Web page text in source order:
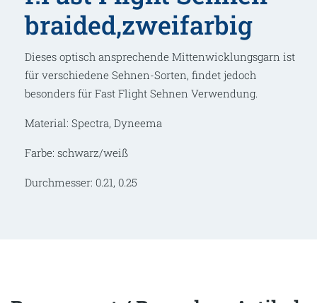
braided,zweifarbig
Dieses optisch ansprechende Mittenwicklungsgarn ist
für verschiedene Sehnen-Sorten, findet jedoch
besonders für Fast Flight Sehnen Verwendung.
Material: Spectra, Dyneema
Farbe: schwarz/weiß
Durchmesser: 0.21, 0.25